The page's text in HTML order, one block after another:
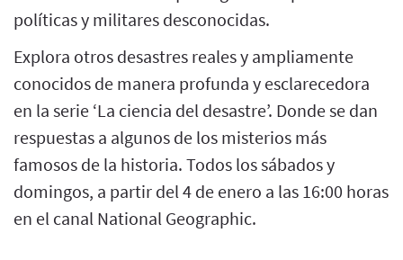
políticas y militares desconocidas.
Explora otros desastres reales y ampliamente
conocidos de manera profunda y esclarecedora
en la serie ‘La ciencia del desastre’. Donde se dan
respuestas a algunos de los misterios más
famosos de la historia. Todos los sábados y
domingos, a partir del 4 de enero a las 16:00 horas
en el canal National Geographic.